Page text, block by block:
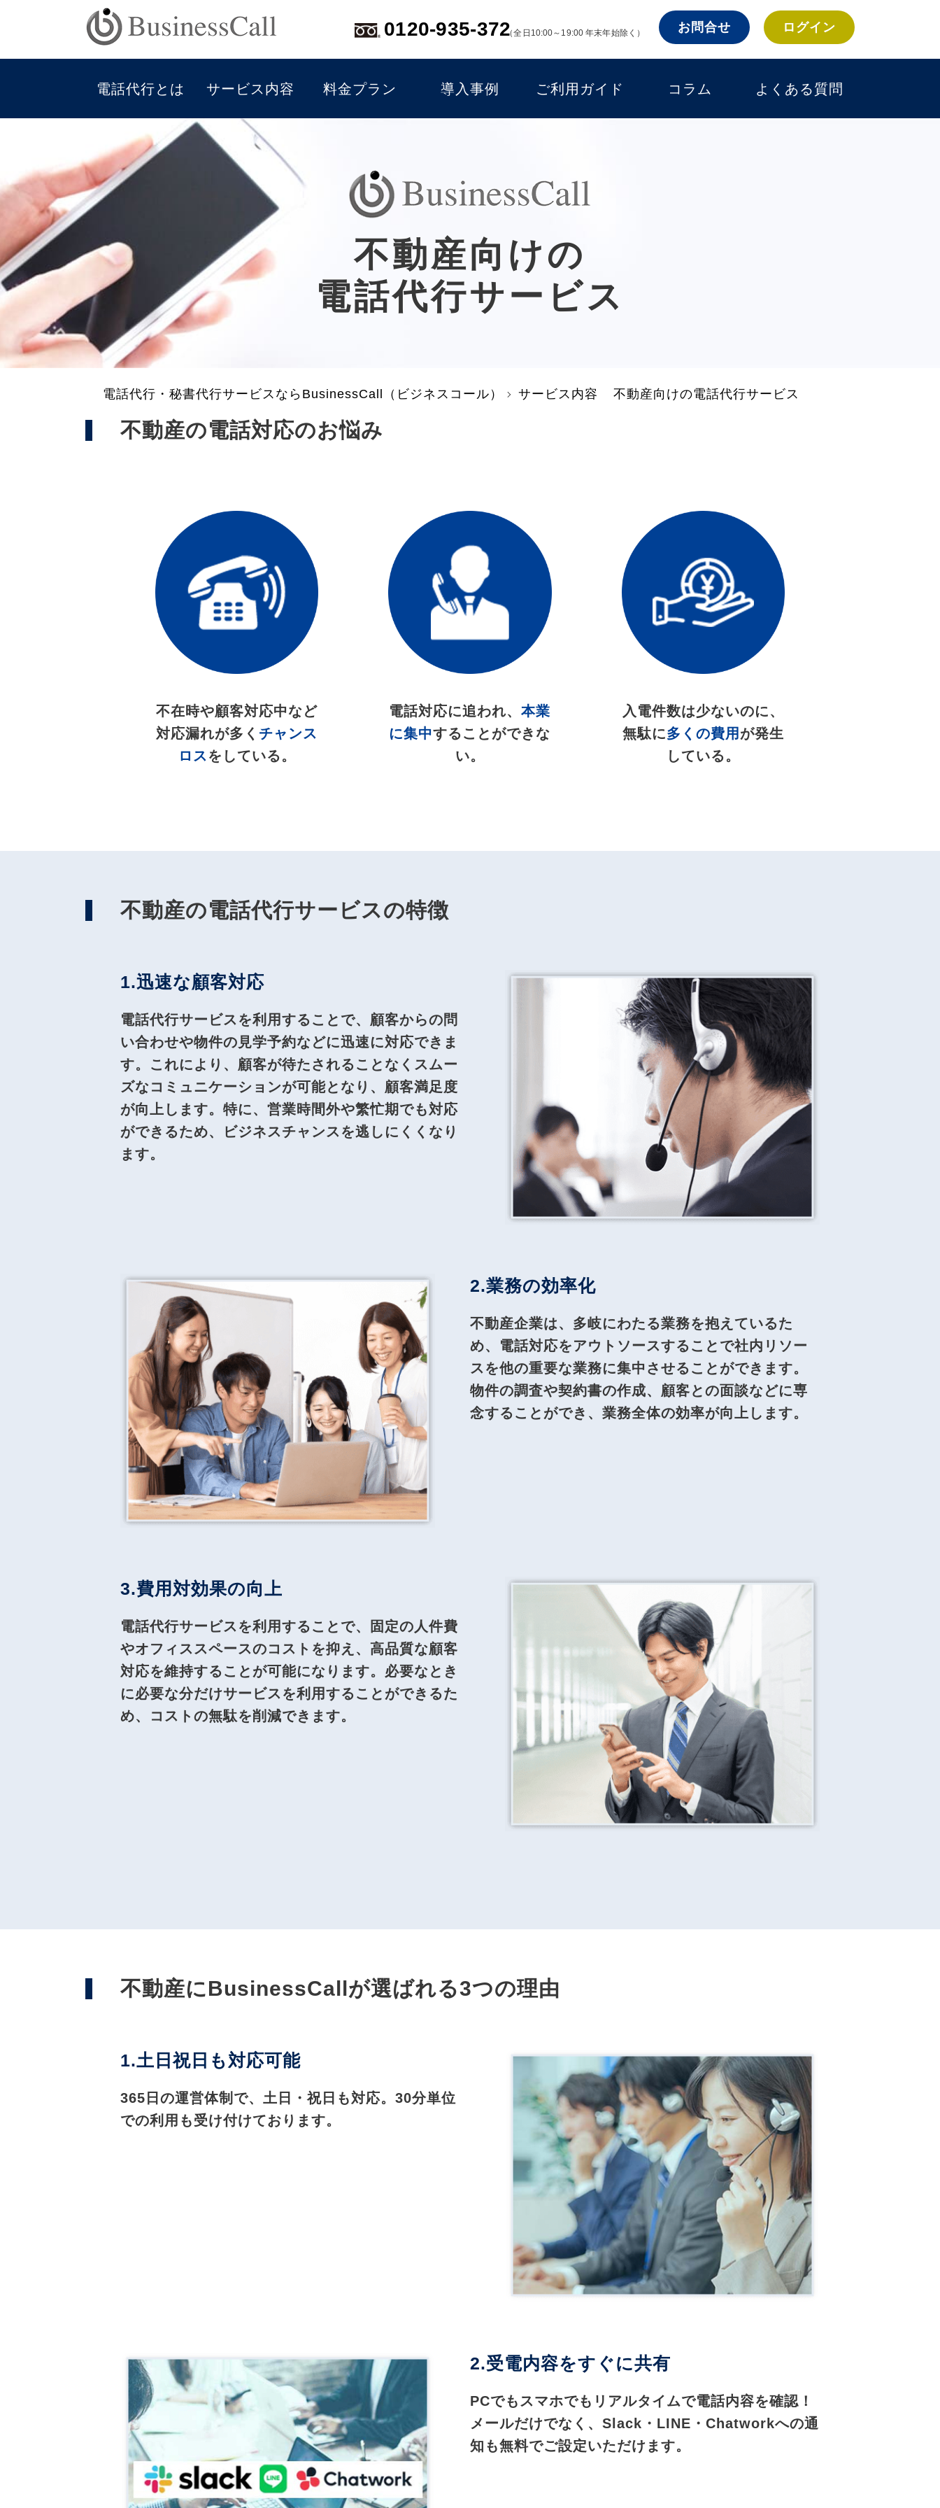
0120-935-372（全日10:00～19:00 年末年始除く） お問合せ ログイン
電話代行とは サービス内容 料金プラン 導入事例 ご利用ガイド コラム よくある質問
不動産向けの
電話代行サービス
電話代行・秘書代行サービスならBusinessCall（ビジネスコール） サービス内容 不動産向けの電話代行サービス
不動産の電話対応のお悩み
不在時や顧客対応中など
対応漏れが多く チャンス
ロスをしている。
電話対応に追われ、本業
に集中することができな
い。
入電件数は少ないのに、
無駄に多くの費用 が発生
している。
不動産の電話代行サービスの特徴
1.迅速な顧客対応
電話代行サービスを利用することで、顧客からの問
い合わせや物件の見学予約などに迅速に対応できま
す。これにより、顧客が待たされることなくスムー
ズなコミュニケーションが可能となり、顧客満足度
が向上します。特に、営業時間外や繁忙期でも対応
ができるため、ビジネスチャンスを逃しにくくなり
ます。
2.業務の効率化
不動産企業は、多岐にわたる業務を抱えているた
め、電話対応をアウトソースすることで社内リソー
スを他の重要な業務に集中させることができます。
物件の調査や契約書の作成、顧客との面談などに専
念することができ、業務全体の効率が向上します。
3.費用対効果の向上
電話代行サービスを利用することで、固定の人件費
やオフィススペースのコストを抑え、高品質な顧客
対応を維持することが可能になります。必要なとき
に必要な分だけサービスを利用することができるた
め、コストの無駄を削減できます。
不動産にBusinessCallが選ばれる3つの理由
1.土日祝日も対応可能
365日の運営体制で、土日・祝日も対応。30分単位
での利用も受け付けております。
2.受電内容をすぐに共有
PCでもスマホでもリアルタイムで電話内容を確認！
メールだけでなく、Slack・LINE・Chatworkへの通
知も無料でご設定いただけます。